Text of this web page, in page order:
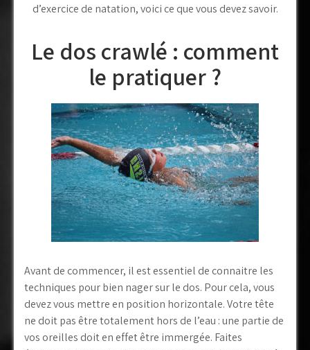
d’exercice de natation, voici ce que vous devez savoir.
Le dos crawlé : comment
le pratiquer ?
Avant de commencer, il est essentiel de connaitre les
techniques pour bien nager sur le dos. Pour cela, vous
devez vous mettre en position horizontale. Votre tête
ne doit pas être totalement hors de l’eau : une partie de
vos oreilles doit en effet être immergée. Faites